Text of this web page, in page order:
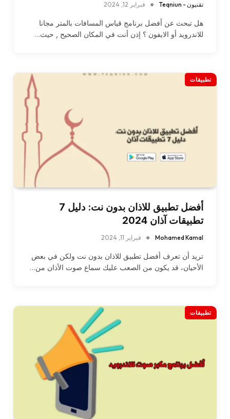
تقنيون - Teqniun فبراير 12, 2024
هل تبحث عن أفضل برنامج قياس المسافات بالمتر مجانا
للاندرويد أو الايفون ؟ إذن أنت في المكان الصحيح , حيث…
تطبيقات
أفضل تطبيق للاذان بدون نت: دليل 7
تطبيقات آذان 2024
Mohamed Kamal فبراير 11, 2024
تريد أن تعرف أفضل تطبيق للاذان بدون نت ولكن في بعض
الأحيان، قد يكون من الصعب عليك سماع صوت الأذان من…
تطبيقات